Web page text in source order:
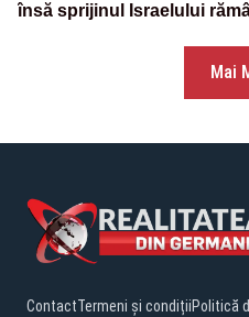
însă sprijinul Israelului
Mai
ContactTermeni și condițiiPolitică